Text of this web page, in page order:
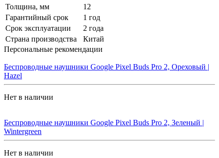
Толщина, мм
12
Гарантийный срок
1 год
Срок эксплуатации
2 года
Страна производства
Китай
Персональные рекомендации
Беспроводные наушники Google Pixel Buds Pro 2, Ореховый |
Hazel
Нет в наличии
Беспроводные наушники Google Pixel Buds Pro 2, Зеленый |
Wintergreen
Нет в наличии